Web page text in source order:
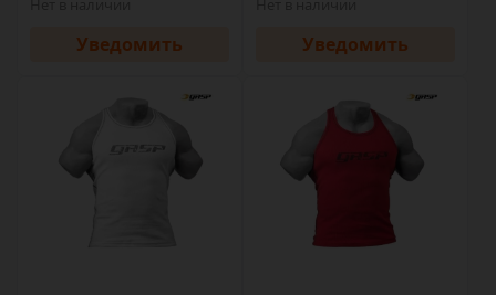
Уведомить Уведомить